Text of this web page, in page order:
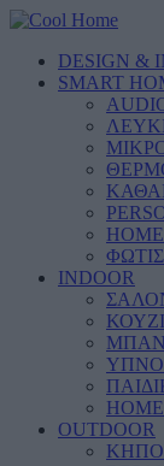
DESIGN &
SMART
INDOOR
OUTDOOR